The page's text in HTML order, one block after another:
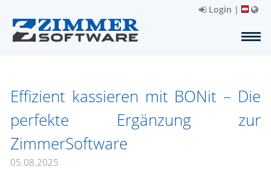
Login |
Effizient kassieren mit BONit – Die
perfekte Ergänzung zur
ZimmerSoftware
05.08.2025